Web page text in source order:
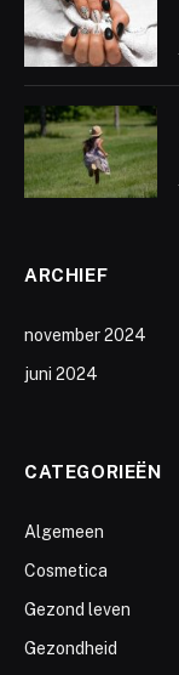
ARCHIEF
november 2024
juni 2024
CATEGORIEËN
Algemeen
Cosmetica
Gezond leven
Gezondheid